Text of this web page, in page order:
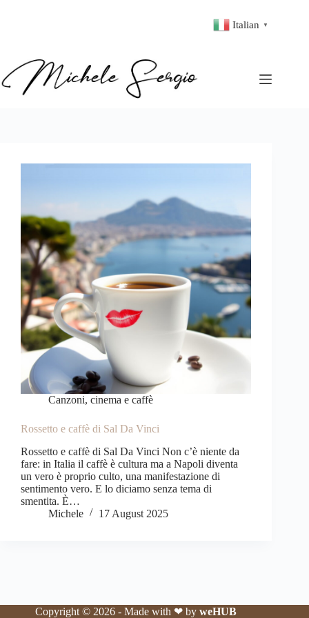
Italian ▼
Canzoni, cinema e caffè
Rossetto e caffè di Sal Da Vinci
Rossetto e caffè di Sal Da Vinci Non c’è niente da
fare: in Italia il caffè è cultura ma a Napoli diventa
un vero è proprio culto, una manifestazione di
sentimento vero. E lo diciamo senza tema di
smentita. È…
Michele
17 August 2025
Copyright © 2026 - Made with ❤ byweHUB